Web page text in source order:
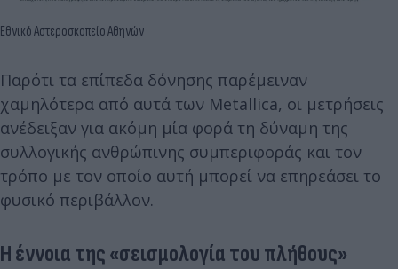
Εθνικό Αστεροσκοπείο Αθηνών
Παρότι τα επίπεδα δόνησης παρέμειναν
χαμηλότερα από αυτά των Metallica, οι μετρήσεις
ανέδειξαν για ακόμη μία φορά τη δύναμη της
συλλογικής ανθρώπινης συμπεριφοράς και τον
τρόπο με τον οποίο αυτή μπορεί να επηρεάσει το
φυσικό περιβάλλον.
Η έννοια της «σεισμολογία του πλήθους»